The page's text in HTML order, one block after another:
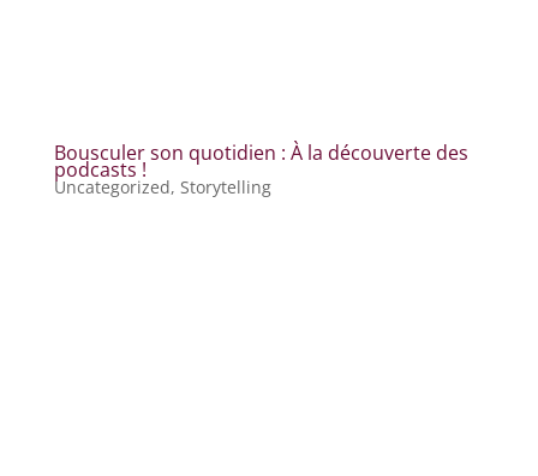
Bousculer son quotidien : À la découverte des
podcasts !
Uncategorized, Storytelling